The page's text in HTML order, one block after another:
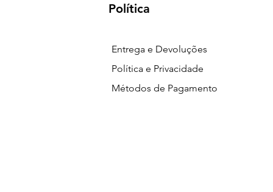
Política
Entrega e Devoluções
Política e Privacidade
Métodos de Pagamento